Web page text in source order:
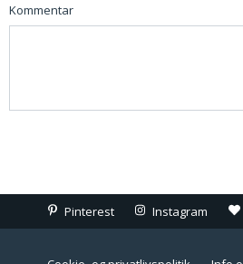
Kommentar
Pinterest Instagram